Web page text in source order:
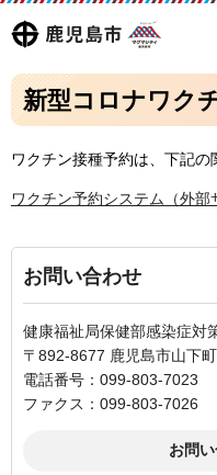
鹿児島
市
マグ
マシ
ティ
鹿児
島市
新型コロナワク
ワクチン接種予約は、下記の
ワクチン予約システム（外部
お問い合わせ
健康福祉局保健部感染症対
〒892-8677 鹿児島市山下
電話番号：099-803-7023
ファクス：099-803-7026